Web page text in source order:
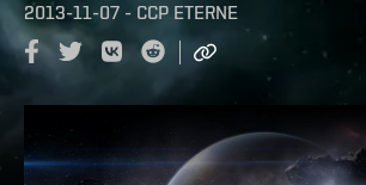
2013-11-07 - CCP ETERNE